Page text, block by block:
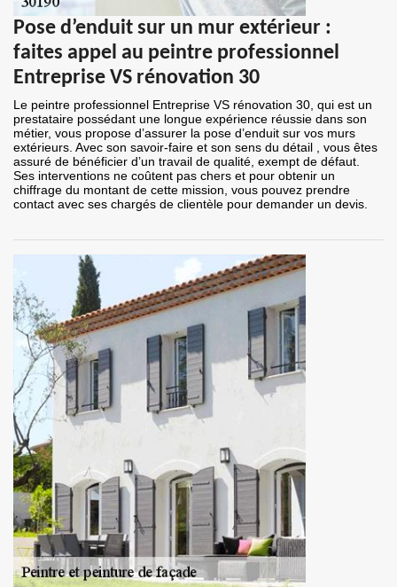
Pose d’enduit sur un mur extérieur :
faites appel au peintre professionnel
Entreprise VS rénovation 30
Le peintre professionnel Entreprise VS rénovation 30, qui est un
prestataire possédant une longue expérience réussie dans son
métier, vous propose d’assurer la pose d’enduit sur vos murs
extérieurs. Avec son savoir-faire et son sens du détail , vous êtes
assuré de bénéficier d’un travail de qualité, exempt de défaut.
Ses interventions ne coûtent pas chers et pour obtenir un
chiffrage du montant de cette mission, vous pouvez prendre
contact avec ses chargés de clientèle pour demander un devis.